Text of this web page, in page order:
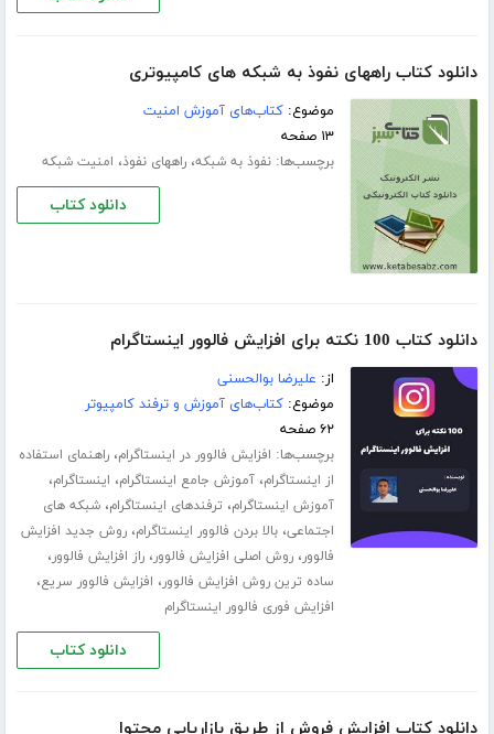
دانلود کتاب راههای نفوذ به شبکه های کامپیوتری
موضوع:کتاب‌های آموزش امنیت
۱۳ صفحه
برچسب‌ها:نفوذ به شبکه،راههای نفوذ، امنیت شبکه
دانلود کتاب
دانلود کتاب 100 نکته برای افزایش فالوور اینستاگرام
از: علیرضا بوالحسنی
موضوع:کتاب‌های آموزش و ترفند کامپیوتر
۶۲ صفحه
برچسب‌ها: افزایش فالوور در اینستاگرام،راهنمای استفاده
از اینستاگرام،آموزش جامع اینستاگرام، اینستاگرام،
آموزش اینستاگرام، ترفندهای اینستاگرام،شبکه های
اجتماعی،بالا بردن فالوور اینستاگرام،روش جدید افزایش
فالوور،روش اصلی افزایش فالوور،راز افزایش فالوور،
ساده ترین روش افزایش فالوور، افزایش فالوور سریع،
افزایش فوری فالوور اینستاگرام
دانلود کتاب
دانلود کتاب افزایش فروش از طریق بازاریابی محتوا